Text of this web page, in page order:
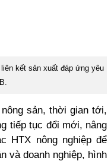
kết sản xuất đáp ứng yêu
sản, thời gian tới,
tiếp tục đổi mới, nâng
HTX nông nghiệp để
và doanh nghiệp, hình